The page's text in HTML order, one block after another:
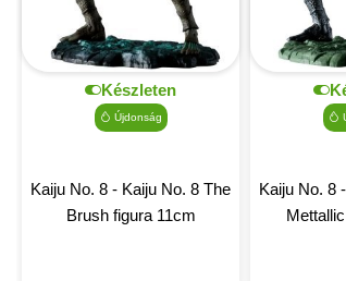
Készleten
Újdonság
Kaiju No. 8 - Kaiju No. 8 The
Brush figura 11cm
Kaiju No. 8